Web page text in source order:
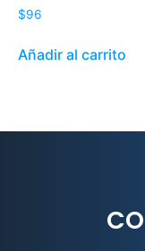
$96
Añadir al carrito